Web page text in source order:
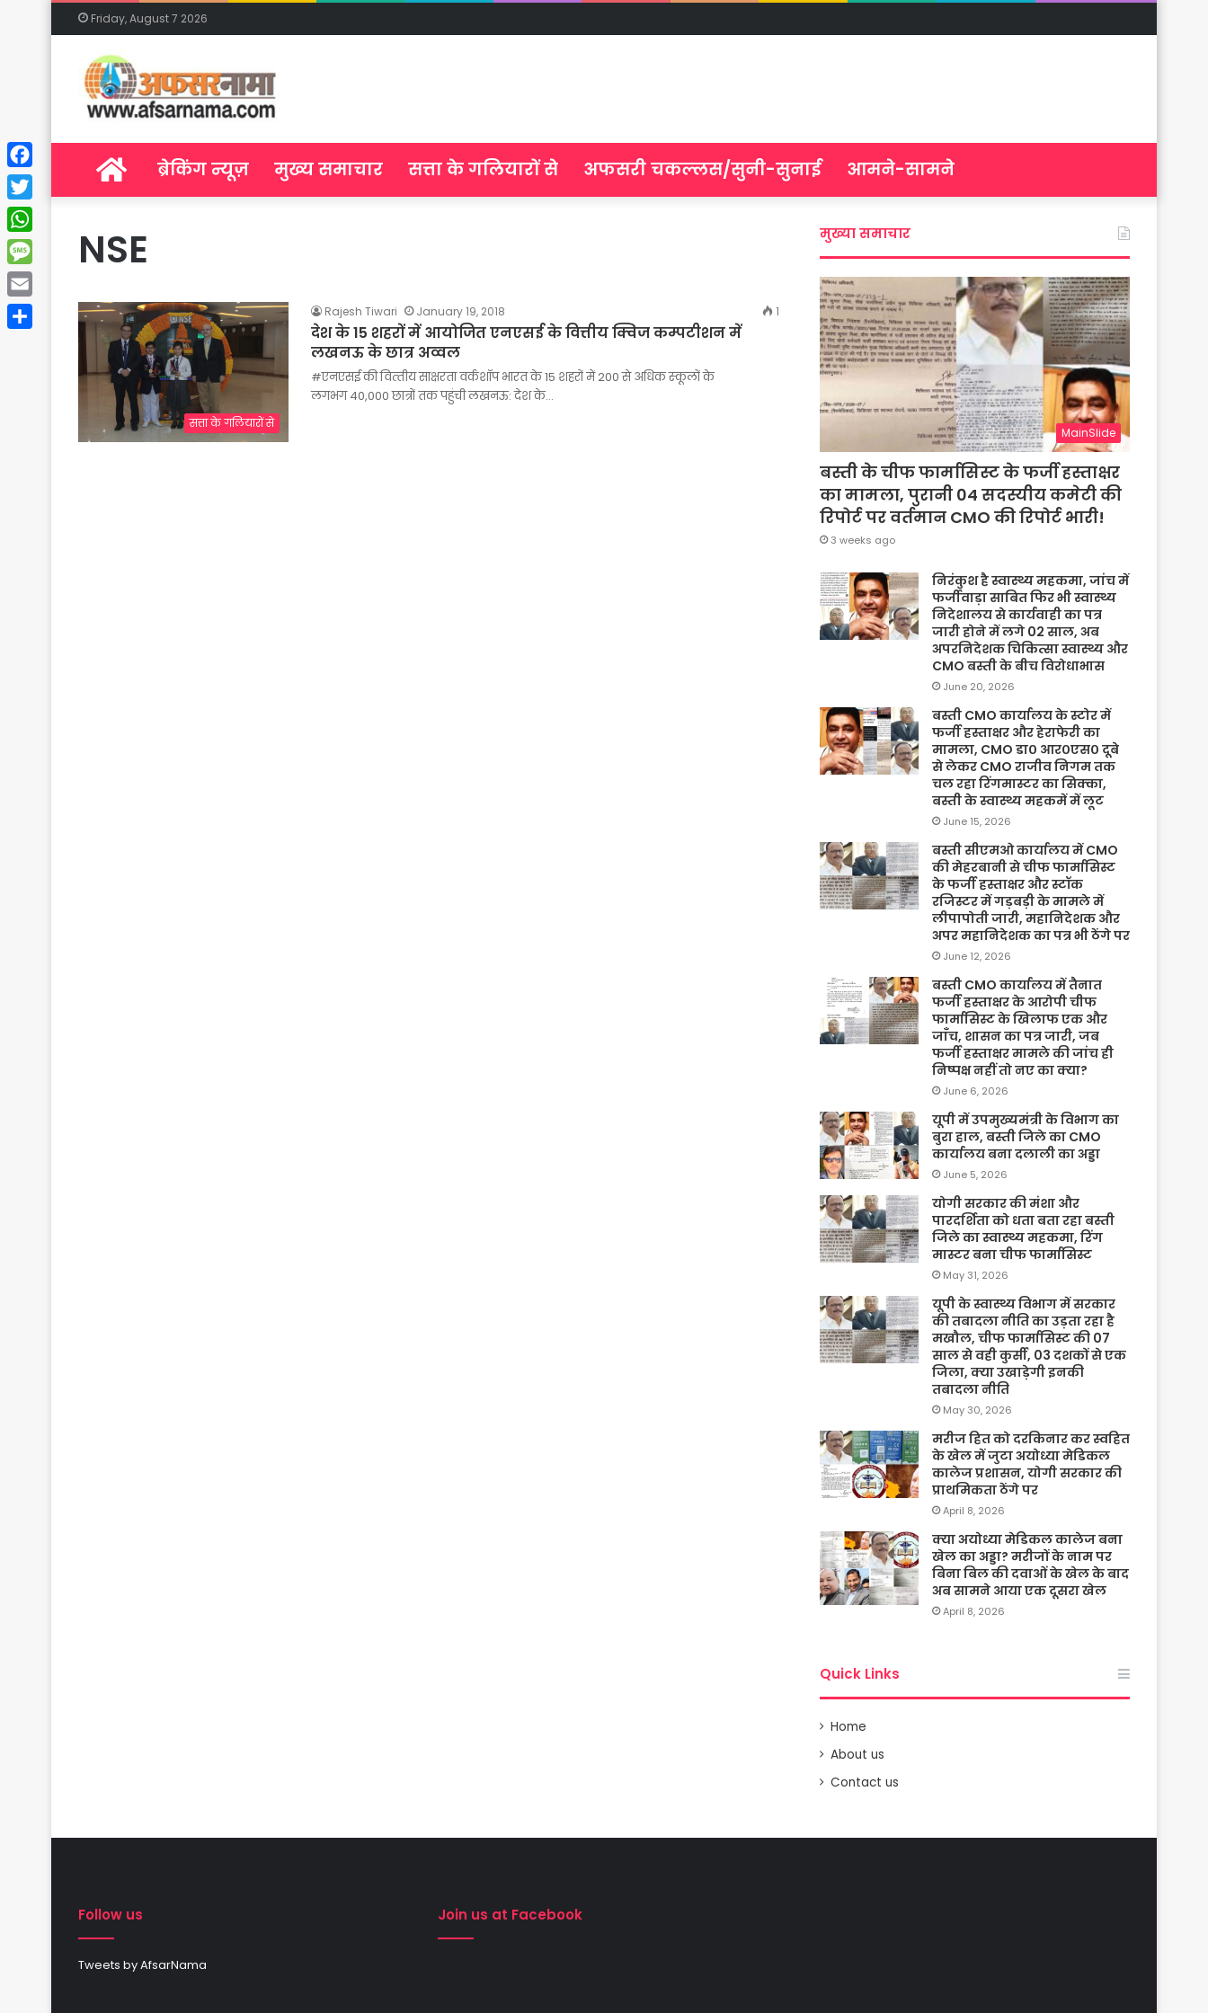
Friday, August 7 2026
Homeब्रेकिंग न्यूज़ मुख्य समाचार सत्ता के गलियारों से अफसरी चकल्लस/सुनी-सुनाई आमने-सामने
NSE
सत्ता के गलियारों से
Rajesh Tiwari January 19, 2018 1
देश के 15 शहरों में आयोजित एनएसई के वित्तीय क्विज कम्पटीशन में
लखनऊ के छात्र अव्वल
#एनएसई की वित्‍तीय साक्षरता वर्कशॉप भारत के 15 शहरों में 200 से अधिक स्‍कूलों के
लगभग 40,000 छात्रों तक पहुंची लखनऊ: देश के…
मुख्या समाचार
MainSlide
बस्ती के चीफ फार्मासिस्ट के फर्जी हस्ताक्षर
का मामला, पुरानी 04 सदस्यीय कमेटी की
रिपोर्ट पर वर्तमान CMO की रिपोर्ट भारी!
3 weeks ago
निरंकुश है स्वास्थ्य महकमा, जांच में
फर्जीवाड़ा साबित फिर भी स्वास्थ्य
निदेशालय से कार्यवाही का पत्र
जारी होने में लगे 02 साल, अब
अपरनिदेशक चिकित्सा स्वास्थ्य और
CMO बस्ती के बीच विरोधाभास
June 20, 2026
बस्ती CMO कार्यालय के स्टोर में
फर्जी हस्ताक्षर और हेराफेरी का
मामला, CMO डा० आर०एस० दूबे
से लेकर CMO राजीव निगम तक
चल रहा रिंगमास्टर का सिक्का,
बस्ती के स्वास्थ्य महकमें में लूट
June 15, 2026
बस्ती सीएमओ कार्यालय में CMO
की मेहरबानी से चीफ फार्मासिस्ट
के फर्जी हस्ताक्षर और स्टॉक
रजिस्टर में गड़बड़ी के मामले में
लीपापोती जारी, महानिदेशक और
अपर महानिदेशक का पत्र भी ठेंगे पर
June 12, 2026
बस्ती CMO कार्यालय में तैनात
फर्जी हस्ताक्षर के आरोपी चीफ
फार्मासिस्ट के खिलाफ एक और
जाँच, शासन का पत्र जारी, जब
फर्जी हस्ताक्षर मामले की जांच ही
निष्पक्ष नहीं तो नए का क्या?
June 6, 2026
यूपी में उपमुख्यमंत्री के विभाग का
बुरा हाल, बस्ती जिले का CMO
कार्यालय बना दलाली का अड्डा
June 5, 2026
योगी सरकार की मंशा और
पारदर्शिता को धता बता रहा बस्ती
जिले का स्वास्थ्य महकमा, रिंग
मास्टर बना चीफ फार्मासिस्ट
May 31, 2026
यूपी के स्वास्थ्य विभाग में सरकार
की तबादला नीति का उड़ता रहा है
मखौल, चीफ फार्मासिस्ट की 07
साल से वही कुर्सी, 03 दशकों से एक
जिला, क्या उखाड़ेगी इनकी
तबादला नीति
May 30, 2026
मरीज हित को दरकिनार कर स्वहित
के खेल में जुटा अयोध्या मेडिकल
कालेज प्रशासन, योगी सरकार की
प्राथमिकता ठेंगे पर
April 8, 2026
क्या अयोध्या मेडिकल कालेज बना
खेल का अड्डा? मरीजों के नाम पर
बिना बिल की दवाओं के खेल के बाद
अब सामने आया एक दूसरा खेल
April 8, 2026
Quick Links
Home
About us
Contact us
Follow us
Tweets by AfsarNama
Join us at Facebook
Facebook
Twitter
WhatsApp
Message
Email